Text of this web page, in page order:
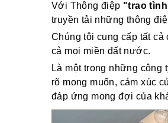
Với Thông điệp "trao
truyền tải những thông
Chúng tôi cung cấp tất cả
cả mọi miền đất nước.
Là một trong những
rõ mong muốn, cảm xúc
đáp ứng mong đợi của